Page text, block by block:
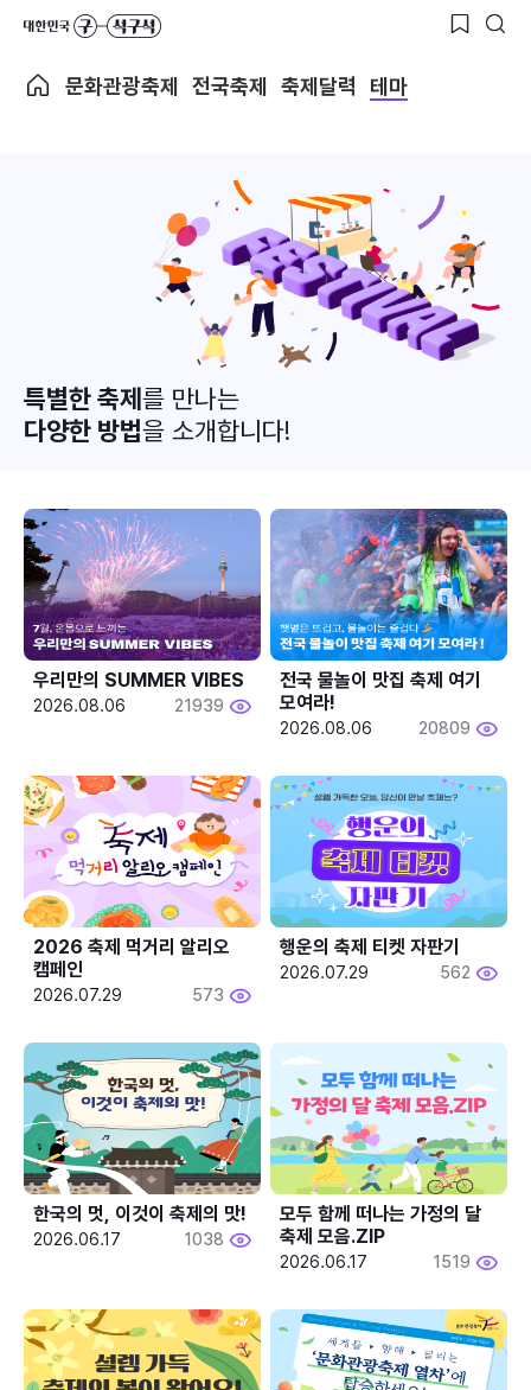
문화관광축제 전국축제 축제달력 테마
특별한 축제를 만나는
다양한 방법을 소개합니다!
우리만의 SUMMER VIBES
2026.08.06 21939
전국 물놀이 맛집 축제 여기
모여라!
2026.08.06 20809
2026 축제 먹거리 알리오
캠페인
2026.07.29 573
행운의 축제 티켓 자판기
2026.07.29 562
한국의 멋, 이것이 축제의 맛!
2026.06.17 1038
모두 함께 떠나는 가정의 달
축제 모음.ZIP
2026.06.17 1519